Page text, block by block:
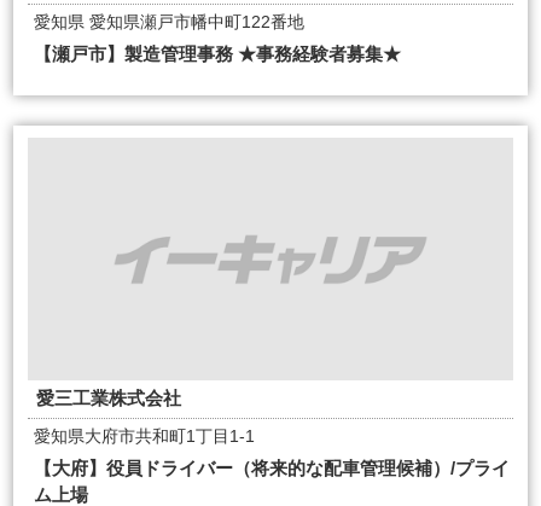
愛知県 愛知県瀬戸市幡中町122番地
【瀬戸市】製造管理事務 ★事務経験者募集★
愛三工業株式会社
愛知県大府市共和町1丁目1-1
【大府】役員ドライバー（将来的な配車管理候補）/プライ
ム上場